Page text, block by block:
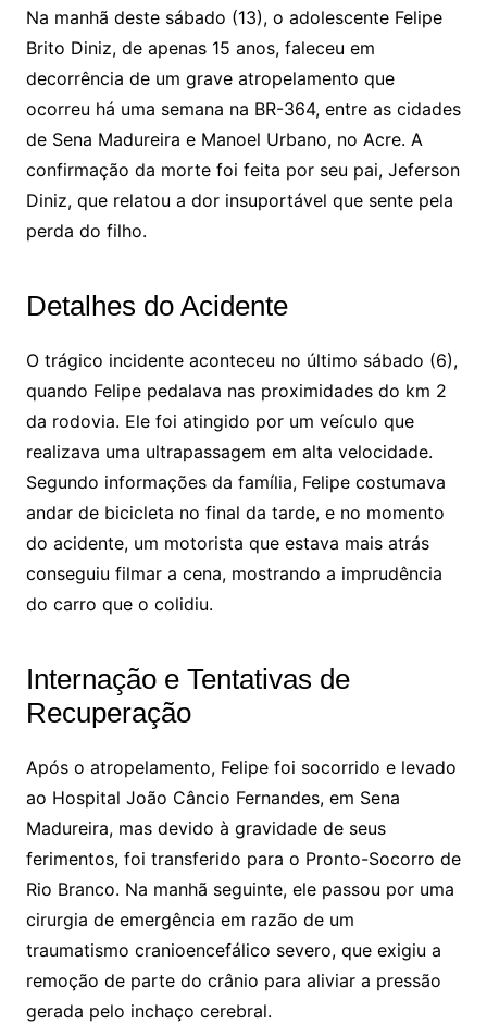
Na manhã deste sábado (13), o adolescente Felipe
Brito Diniz, de apenas 15 anos, faleceu em
decorrência de um grave atropelamento que
ocorreu há uma semana na BR-364, entre as cidades
de Sena Madureira e Manoel Urbano, no Acre. A
confirmação da morte foi feita por seu pai, Jeferson
Diniz, que relatou a dor insuportável que sente pela
perda do filho.
Detalhes do Acidente
O trágico incidente aconteceu no último sábado (6),
quando Felipe pedalava nas proximidades do km 2
da rodovia. Ele foi atingido por um veículo que
realizava uma ultrapassagem em alta velocidade.
Segundo informações da família, Felipe costumava
andar de bicicleta no final da tarde, e no momento
do acidente, um motorista que estava mais atrás
conseguiu filmar a cena, mostrando a imprudência
do carro que o colidiu.
Internação e Tentativas de
Recuperação
Após o atropelamento, Felipe foi socorrido e levado
ao Hospital João Câncio Fernandes, em Sena
Madureira, mas devido à gravidade de seus
ferimentos, foi transferido para o Pronto-Socorro de
Rio Branco. Na manhã seguinte, ele passou por uma
cirurgia de emergência em razão de um
traumatismo cranioencefálico severo, que exigiu a
remoção de parte do crânio para aliviar a pressão
gerada pelo inchaço cerebral.